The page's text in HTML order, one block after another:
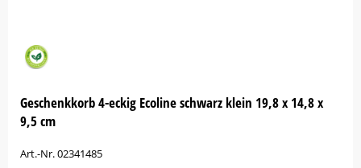
Geschenkkorb 4-eckig Ecoline schwarz klein 19,8 x 14,8 x
9,5 cm
Art.-Nr. 02341485